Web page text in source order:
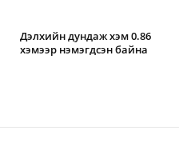
Дэлхийн дундаж хэм 0.86
хэмээр нэмэгдсэн байна